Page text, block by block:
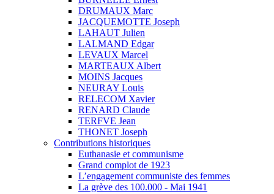
DRUMAUX Marc
JACQUEMOTTE Joseph
LAHAUT Julien
LALMAND Edgar
LEVAUX Marcel
MARTEAUX Albert
MOINS Jacques
NEURAY Louis
RELECOM Xavier
RENARD Claude
TERFVE Jean
THONET Joseph
Contributions historiques
Euthanasie et communisme
Grand complot de 1923
L’engagement communiste des femmes
La grève des 100.000 - Mai 1941